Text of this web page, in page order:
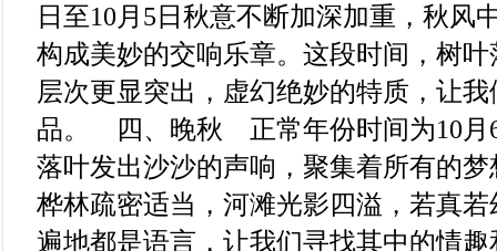
日至10月5日秋意不断加深加重，秋风
构成美妙的交响乐章。这段时间，树
层次更显突出，虚幻绝妙的特质，让
品。 四、晚秋 正常年份时间为10月
落叶发出沙沙的声响，聚集着所有的
桦林疏密适当，河滩光影四溢，若真
遍地都是语言，让我们寻找其中的情